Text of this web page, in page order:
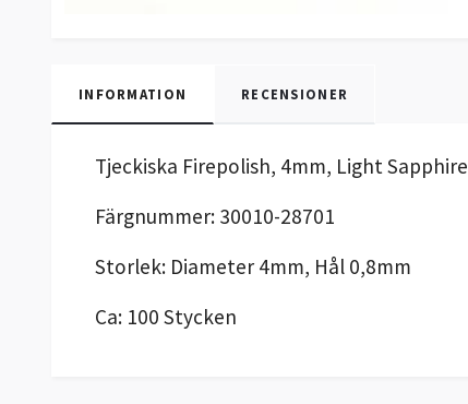
INFORMATION RECENSIONER
Tjeckiska Firepolish, 4mm, Light Sapphire
Färgnummer: 30010-28701
Storlek: Diameter 4mm, Hål 0,8mm
Ca: 100 Stycken